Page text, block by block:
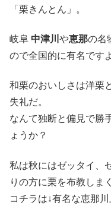
「栗きんとん」。
岐阜 中津川 や恵那の名
ので全国的に有名です
和栗のおいしさは洋栗
失礼だ。
なんて独断と偏見で勝
ょうか？
私は秋にはゼッタイ、
りの方に栗を布教しま
コチラは↓有名な恵那